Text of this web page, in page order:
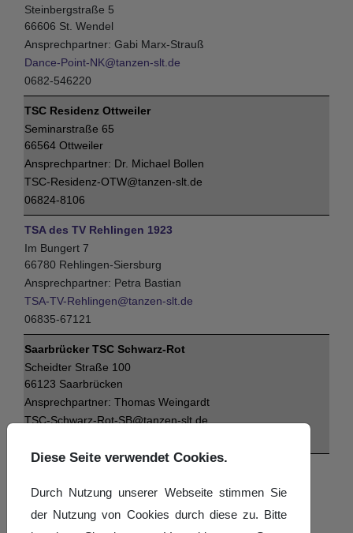
Steinbergstraße 5
66606 St. Wendel
Gabi Marx-Strauß
Dance-Point-NK@tanzen-slt.de
0682-546220
TSC Residenz Ottweiler
Seminarstraße 65
66564 Ottweiler
Dr. Michael Bollen
TSC-Residenz-OTW@tanzen-slt.de
06824-8106
TSA des TV Rehlingen 1923
Im Bungert 7
66780 Rehlingen-Siersburg
Petra Bastian
TSA-TV-Rehlingen@tanzen-slt.de
06835-67121
Saarbrücker TSC Schwarz-Rot
Scheidter Straße 100
66123 Saarbrücken
Thomas Weingardt
TSC-Schwarz-Rot-SB@tanzen-slt.de
Straße des 13. Januar 10
66121 Saarbrücken
Andreas Winter
Diese Seite verwendet Cookies.
Durch Nutzung unserer Webseite stimmen Sie
der Nutzung von Cookies durch diese zu. Bitte